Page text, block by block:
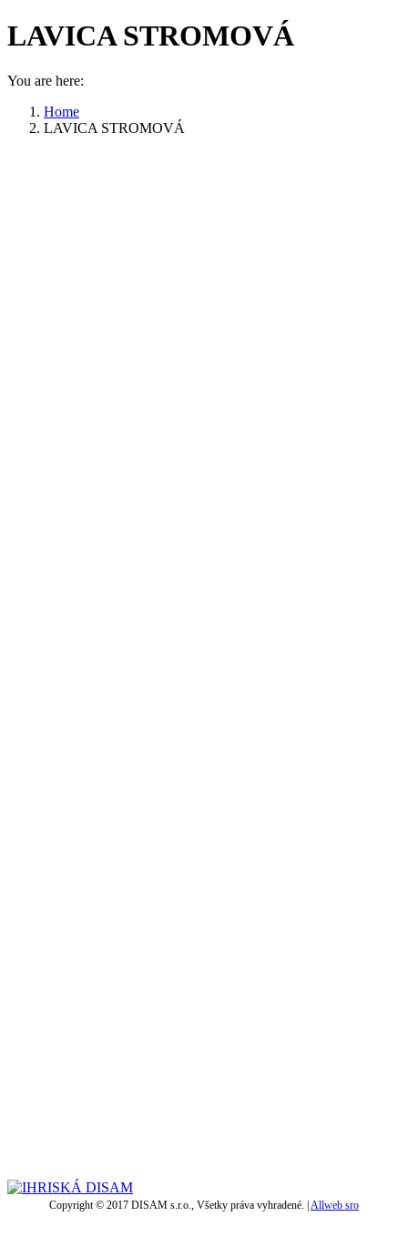
LAVICA STROMOVÁ
You are here:
Home
LAVICA STROMOVÁ
Copyright © 2017 DISAM s.r.o., Všetky práva vyhradené. |Allweb sro